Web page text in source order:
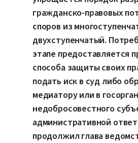
гражданско-правовых
споров из
двухступенчатый.
этапе предоставляется
способа защиты своих
подать иск в суд либо
медиатору или в
недобросовестного
административной
продолжил глава